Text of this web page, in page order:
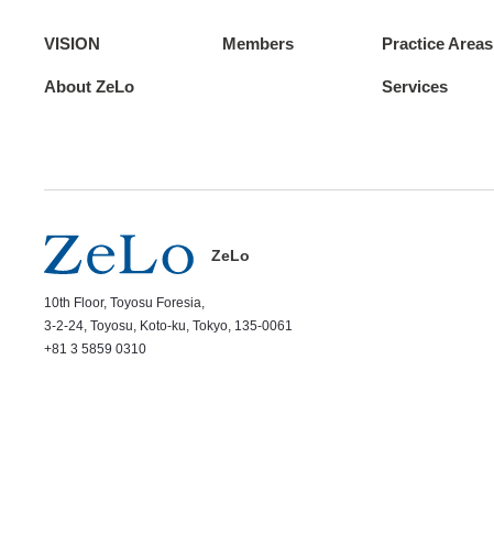
VISION
About ZeLo
Members Practice Areas
Services
ZeLo
10th Floor, Toyosu Foresia,
3-2-24, Toyosu, Koto-ku, Tokyo, 135-0061
+81 3 5859 0310